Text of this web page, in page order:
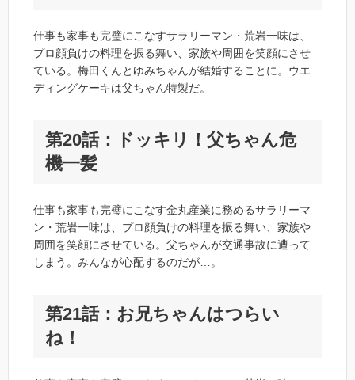
仕事も家事も完璧にこなすサラリーマン・荒岩一味は、
プロ顔負けの料理を振る舞い、家族や周囲を笑顔にさせ
ている。梅田くんとゆみちゃんが結婚することに。ウエ
ディングケーキは父ちゃん特製だ。
第20話：ドッキリ！父ちゃん危
機一髪
仕事も家事も完璧にこなす金丸産業に務めるサラリーマ
ン・荒岩一味は、プロ顔負けの料理を振る舞い、家族や
周囲を笑顔にさせている。父ちゃんが交通事故に遭って
しまう。みんなが心配するのだが…。
第21話：お兄ちゃんはつらい
ね！